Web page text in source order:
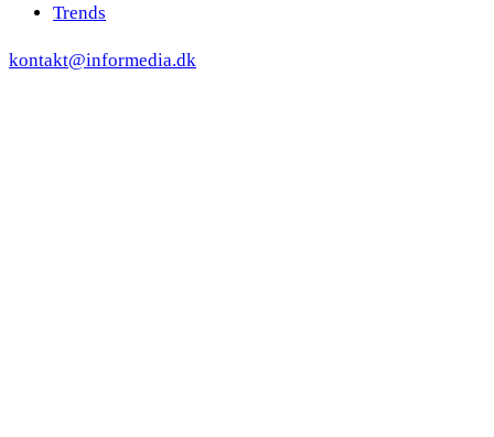
Trends
kontakt@informedia.dk